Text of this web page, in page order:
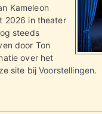
Kameleon
2026 in theater
steeds
door Ton
over het
site bijVoorstellingen.